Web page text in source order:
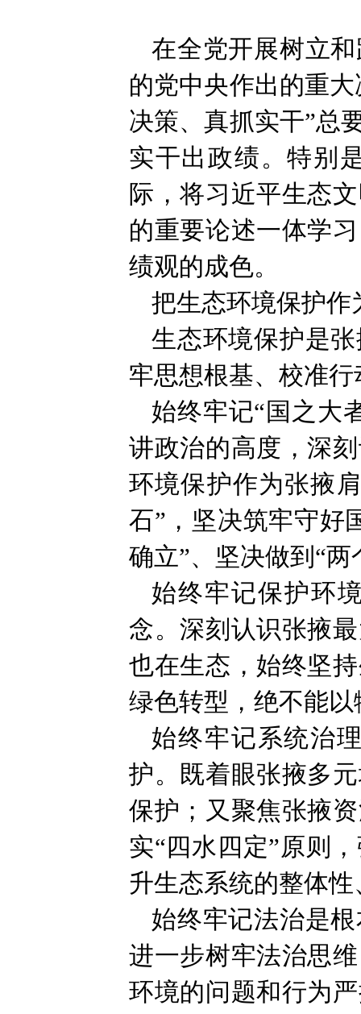
在全党开展树立
的党中央作出的重
决策、真抓实干”总
实干出政绩。特别
际，将习近平生态
的重要论述一体学
绩观的成色。
把生态环境保护作
生态环境保护是
牢思想根基、校准
始终牢记“国之大
讲政治的高度，深
环境保护作为张掖
石”，坚决筑牢守好
确立”、坚决做到“两
始终牢记保护环
念。深刻认识张掖
也在生态，始终坚
绿色转型，绝不能
始终牢记系统治
护。既着眼张掖多
保护；又聚焦张掖
实“四水四定”原则
升生态系统的整体
始终牢记法治是
进一步树牢法治思
环境的问题和行为